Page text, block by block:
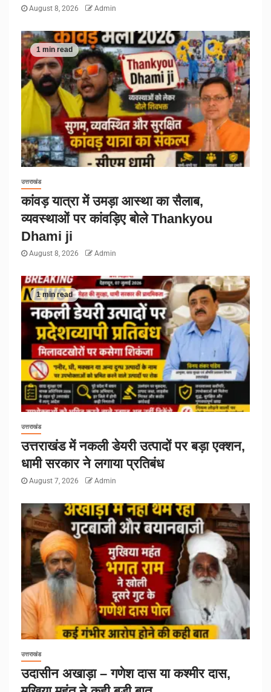
August 8, 2026 Admin
1 min read
उत्तराखंड
कांवड़ यात्रा में उमड़ा आस्था का सैलाब,
व्यवस्थाओं पर कांवड़िए बोले Thankyou
Dhami ji
August 8, 2026 Admin
1 min read
उत्तराखंड
उत्तराखंड में नकली डेयरी उत्पादों पर बड़ा एक्शन,
धामी सरकार ने लगाया प्रतिबंध
August 7, 2026 Admin
उत्तराखंड
उदासीन अखाड़ा – गणेश दास या कश्मीर दास,